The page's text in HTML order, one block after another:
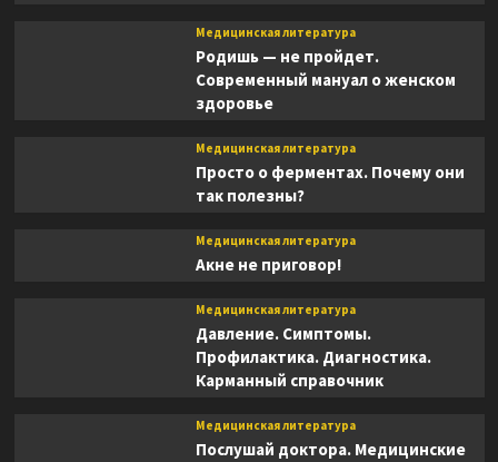
Медицинская литература
Родишь — не пройдет.
Современный мануал о женском
здоровье
Медицинская литература
Просто о ферментах. Почему они
так полезны?
Медицинская литература
Акне не приговор!
Медицинская литература
Давление. Симптомы.
Профилактика. Диагностика.
Карманный справочник
Медицинская литература
Послушай доктора. Медицинские